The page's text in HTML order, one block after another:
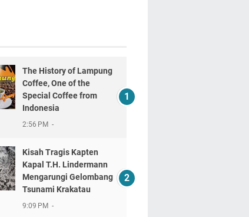
The History of Lampung
Coffee, One of the
Special Coffee from
Indonesia
2:56 PM
Kisah Tragis Kapten
Kapal T.H. Lindermann
Mengarungi Gelombang
Tsunami Krakatau
9:09 PM